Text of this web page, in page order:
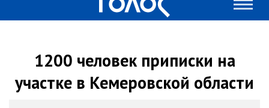
1200 человек приписки на
участке в Кемеровской области